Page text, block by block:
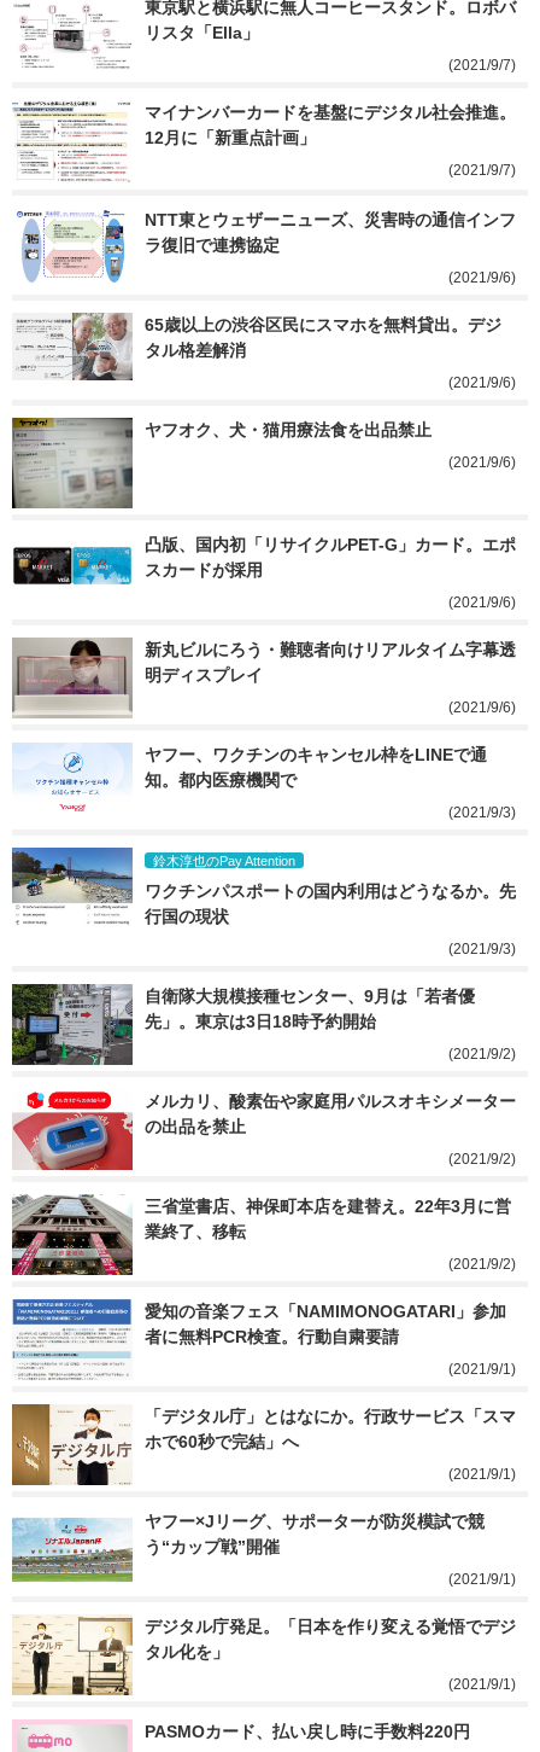
東京駅と横浜駅に無人コーヒースタンド。ロボバ
リスタ「Ella」
(2021/9/7)
マイナンバーカードを基盤にデジタル社会推進。
12月に「新重点計画」
(2021/9/7)
NTT東とウェザーニューズ、災害時の通信インフ
ラ復旧で連携協定
(2021/9/6)
65歳以上の渋谷区民にスマホを無料貸出。デジ
タル格差解消
(2021/9/6)
ヤフオク、犬・猫用療法食を出品禁止
(2021/9/6)
凸版、国内初「リサイクルPET-G」カード。エポ
スカードが採用
(2021/9/6)
新丸ビルにろう・難聴者向けリアルタイム字幕透
明ディスプレイ
(2021/9/6)
ヤフー、ワクチンのキャンセル枠をLINEで通
知。都内医療機関で
(2021/9/3)
鈴木淳也のPay Attention
ワクチンパスポートの国内利用はどうなるか。先
行国の現状
(2021/9/3)
自衛隊大規模接種センター、9月は「若者優
先」。東京は3日18時予約開始
(2021/9/2)
メルカリ、酸素缶や家庭用パルスオキシメーター
の出品を禁止
(2021/9/2)
三省堂書店、神保町本店を建替え。22年3月に営
業終了、移転
(2021/9/2)
愛知の音楽フェス「NAMIMONOGATARI」参加
者に無料PCR検査。行動自粛要請
(2021/9/1)
「デジタル庁」とはなにか。行政サービス「スマ
ホで60秒で完結」へ
(2021/9/1)
ヤフー×Jリーグ、サポーターが防災模試で競
う“カップ戦”開催
(2021/9/1)
デジタル庁発足。「日本を作り変える覚悟でデジ
タル化を」
(2021/9/1)
PASMOカード、払い戻し時に手数料220円